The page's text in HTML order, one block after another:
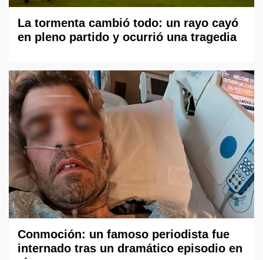
La tormenta cambió todo: un rayo cayó
en pleno partido y ocurrió una tragedia
Conmoción: un famoso periodista fue
internado tras un dramático episodio en